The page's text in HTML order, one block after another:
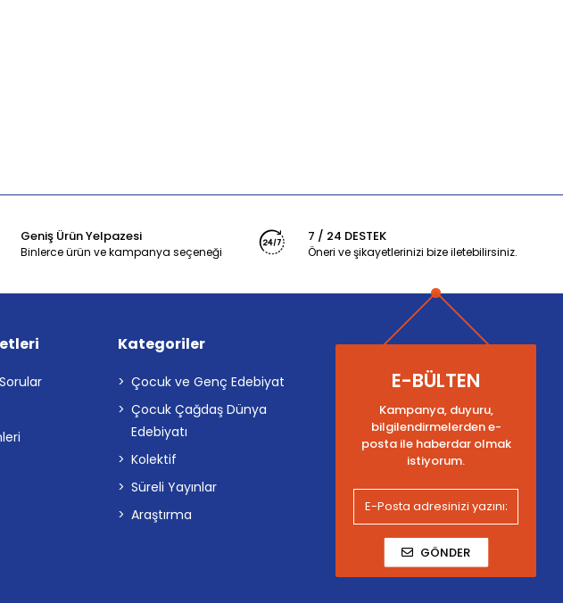
Geniş Ürün Yelpazesi
Binlerce ürün ve kampanya seçeneği
7 / 24 DESTEK
Öneri ve şikayetlerinizi bize iletebilirsiniz.
Kategoriler
Çocuk ve Genç Edebiyat
Çocuk Çağdaş Dünya
Edebiyatı
Kolektif
Süreli Yayınlar
Araştırma
E-BÜLTEN
Kampanya, duyuru,
bilgilendirmelerden e-
posta ile haberdar olmak
istiyorum.
GÖNDER